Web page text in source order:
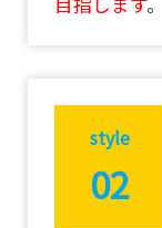
style
02